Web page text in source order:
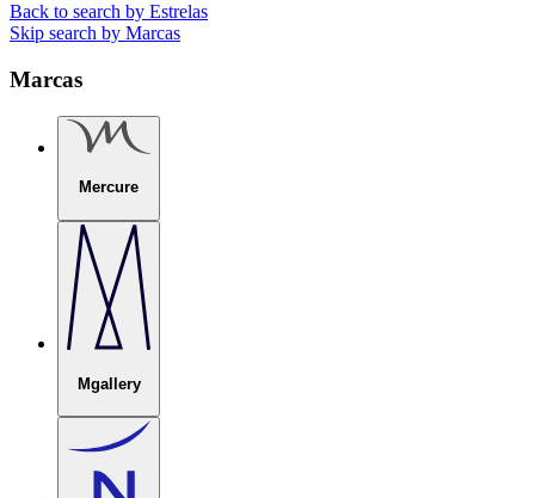
Back to search by Estrelas
Skip search by Marcas
Marcas
Mercure
Mgallery